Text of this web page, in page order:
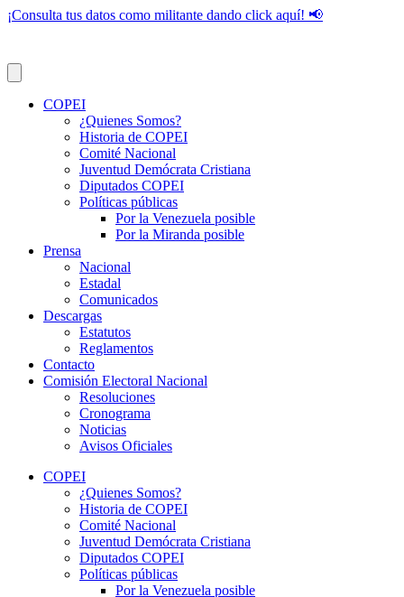
¡Consulta tus datos como militante dando click aquí! 📢
COPEI
¿Quienes Somos?
Historia de COPEI
Comité Nacional
Juventud Demócrata Cristiana
Diputados COPEI
Políticas públicas
Por la Venezuela posible
Por la Miranda posible
Prensa
Nacional
Estadal
Comunicados
Descargas
Estatutos
Reglamentos
Contacto
Comisión Electoral Nacional
Resoluciones
Cronograma
Noticias
Avisos Oficiales
COPEI
¿Quienes Somos?
Historia de COPEI
Comité Nacional
Juventud Demócrata Cristiana
Diputados COPEI
Políticas públicas
Por la Venezuela posible